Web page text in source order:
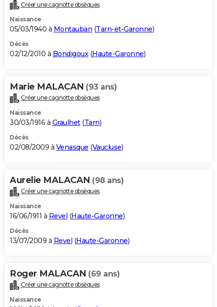
Créer une cagnotte obsèques
Naissance
05/03/1940 à Montauban (Tarn-et-Garonne)
Décès
02/12/2010 à Bondigoux(Haute-Garonne)
Marie MALACAN (93 ans)
Créer une cagnotte obsèques
Naissance
30/03/1916 à Graulhet(Tarn)
Décès
02/08/2009 à Venasque (Vaucluse)
Aurelie MALACAN (98 ans)
Créer une cagnotte obsèques
Naissance
16/06/1911 à Revel (Haute-Garonne)
Décès
13/07/2009 à Revel (Haute-Garonne)
Roger MALACAN (69 ans)
Créer une cagnotte obsèques
Naissance